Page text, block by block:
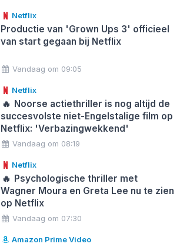
Netflix
Productie van 'Grown Ups 3' officieel
van start gegaan bij Netflix
Vandaag om 09:05
Netflix
🔥 Noorse actiethriller is nog altijd de
succesvolste niet-Engelstalige film op
Netflix: 'Verbazingwekkend'
Vandaag om 08:19
Netflix
🔥 Psychologische thriller met
Wagner Moura en Greta Lee nu te zien
op Netflix
Vandaag om 07:30
Amazon Prime Video